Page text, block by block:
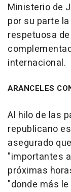
Ministerio de
por su parte
respetuosa
internacional.
ARANCELES
Al hilo de las
republicano
asegurado
"importantes
próximas
"donde más le